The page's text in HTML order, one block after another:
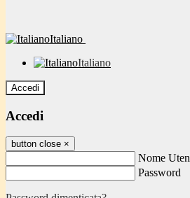
Italiano
Italiano
Accedi
Accedi
button close ×
Nome
Password